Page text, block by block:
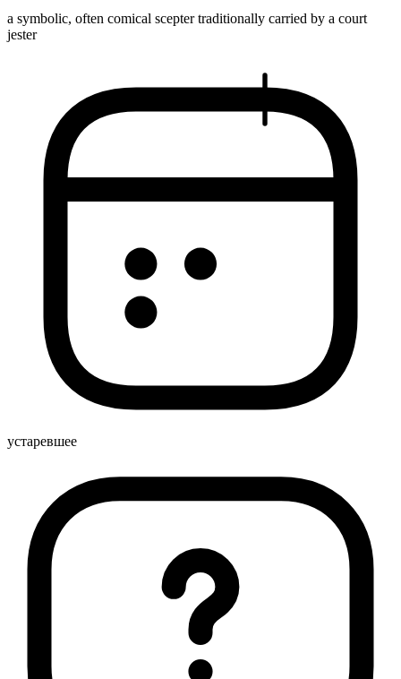
a symbolic, often comical scepter traditionally carried by a court
jester
устаревшее